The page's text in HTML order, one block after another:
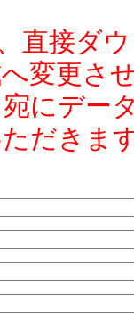
直接ダ
変更さ
にデー
だきま